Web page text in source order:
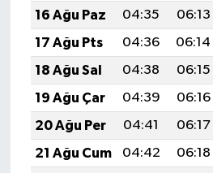
16 Ağu Paz
04:35 06:13
17 Ağu Pts
04:36 06:14
18 Ağu Sal
04:38 06:15
19 Ağu Çar
04:39 06:16
20 Ağu Per
04:41 06:17
21 Ağu Cum
04:42 06:18